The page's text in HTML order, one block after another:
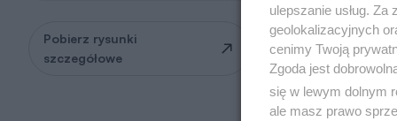
Pobierz rysunki
szczegółowe
Zapytaj o możliwość
zmian
ulepszanie usług.
geolokalizacyjnych
cenimy Twoją
Zgoda jest
się w lewym dolnym
ale masz prawo